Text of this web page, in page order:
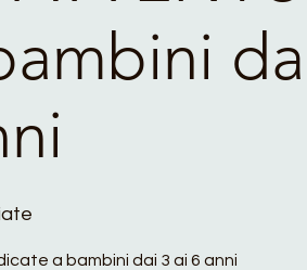
a bambini dai 3 ai 6 anni